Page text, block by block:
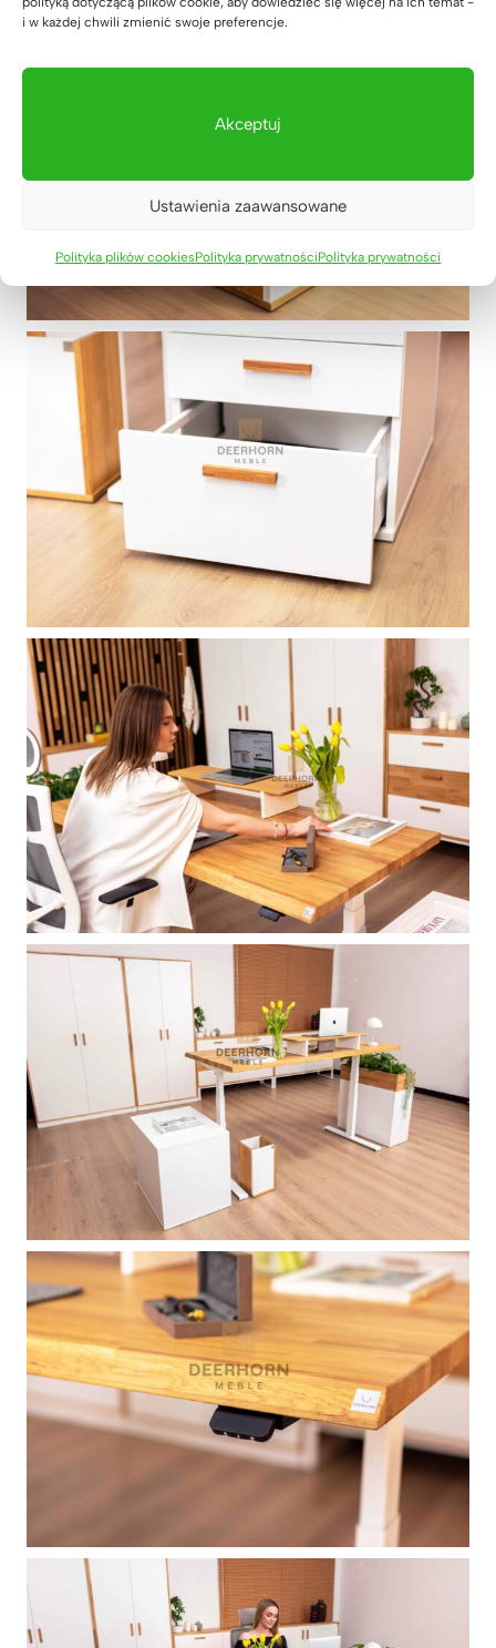
i w każdej chwili zmienić swoje preferencje.
Akceptuj
Ustawienia zaawansowane
Polityka plików cookiesPolityka prywatnościPolityka prywatności